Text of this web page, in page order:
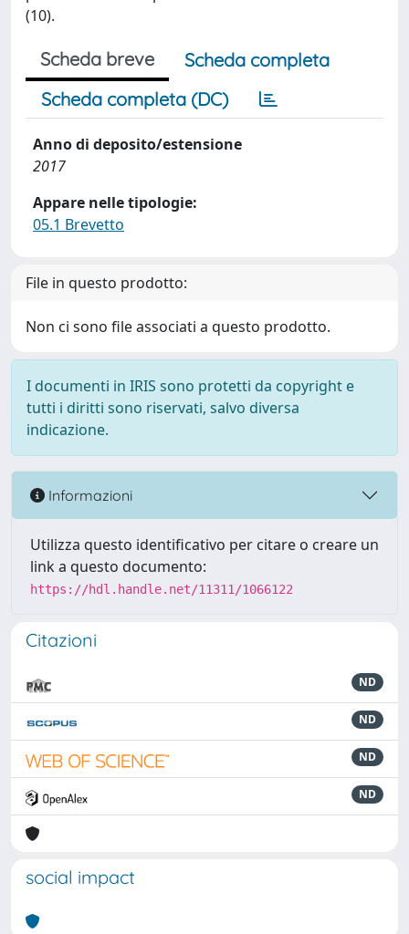
(10).
Scheda breve
Scheda completa
Scheda completa (DC)
Anno di deposito/estensione
2017
Appare nelle tipologie:
05.1 Brevetto
File in questo prodotto:
Non ci sono file associati a questo prodotto.
I documenti in IRIS sono protetti da copyright e
tutti i diritti sono riservati, salvo diversa
indicazione.
Informazioni
Utilizza questo identificativo per citare o creare un
link a questo documento:
https://hdl.handle.net/11311/1066122
Citazioni
ND
ND
ND
ND
social impact